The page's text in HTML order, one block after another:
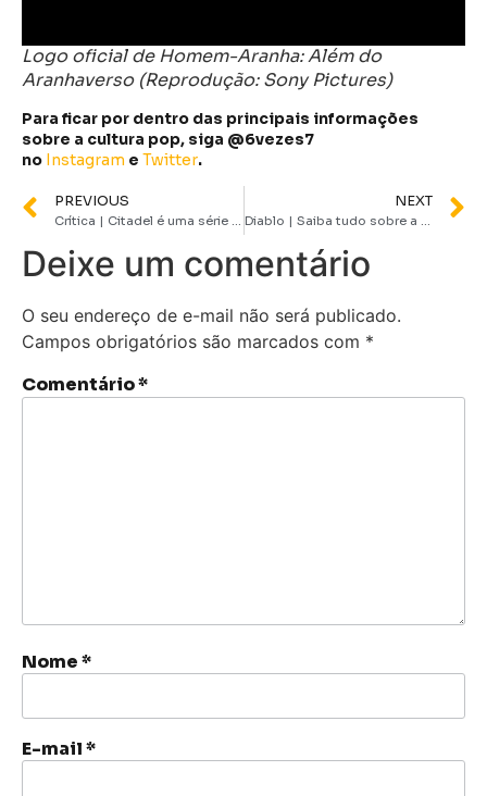
Logo oficial de Homem-Aranha: Além do
Aranhaverso (Reprodução: Sony Pictures)
Para ficar por dentro das principais informações
sobre a cultura pop, siga @6vezes7
no Instagram e Twitter.
PREVIOUS
Crítica | Citadel é uma série de espionagem sem rumo
NEXT
Diablo | Saiba tudo sobre a saga de jogos que era febre e terror das mães dos anos 90
Deixe um comentário
O seu endereço de e-mail não será publicado.
Campos obrigatórios são marcados com *
Comentário*
Nome*
E-mail*